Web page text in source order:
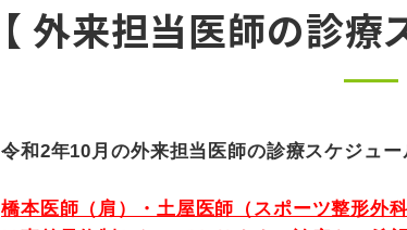
【 外来担当医師の診療
令和2年10月の外来担当医師の診療スケジュ
橋本医師（肩）・土屋医師（スポーツ整形外